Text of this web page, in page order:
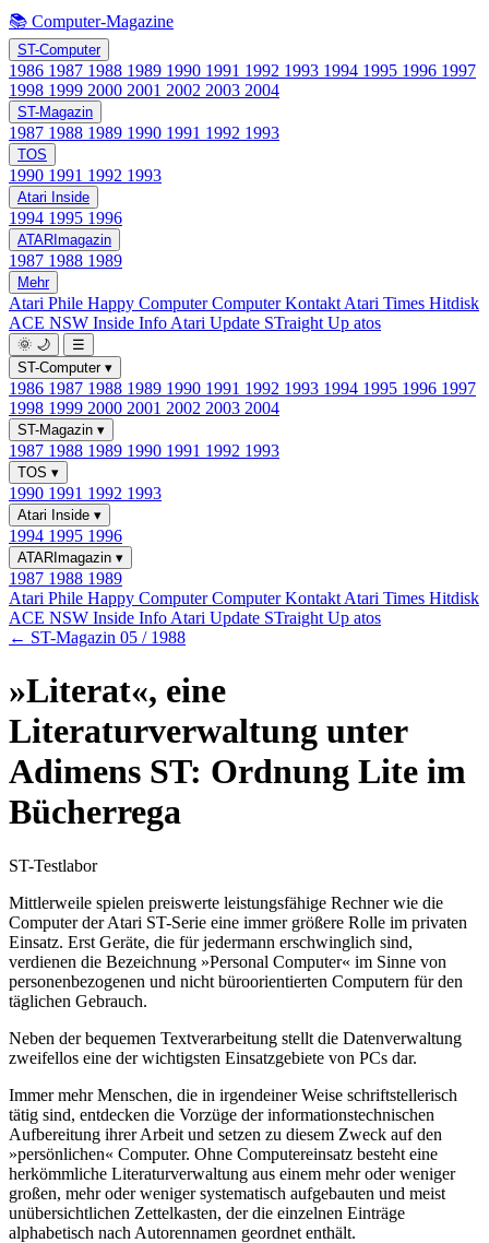
📚 Computer-Magazine
ST-Computer
1986 1987 1988 1989 1990 1991 1992 1993 1994 1995 1996 1997
1998 1999 2000 2001 2002 2003 2004
ST-Magazin
1987 1988 1989 1990 1991 1992 1993
TOS
1990 1991 1992 1993
Atari Inside
1994 1995 1996
ATARImagazin
1987 1988 1989
Mehr
Atari Phile Happy ComputerComputer Kontakt Atari Times Hitdisk
ACE NSW Inside Info Atari Update STraight Up atos
🌞 🌙
☰
ST-Computer ▾
1986 1987 1988 1989 1990 1991 1992 1993 1994 1995 1996 1997
1998 1999 2000 2001 2002 2003 2004
ST-Magazin ▾
1987 1988 1989 1990 1991 1992 1993
TOS ▾
1990 1991 1992 1993
Atari Inside ▾
1994 1995 1996
ATARImagazin ▾
1987 1988 1989
Atari Phile Happy ComputerComputer Kontakt Atari Times Hitdisk
ACE NSW Inside Info Atari Update STraight Up atos
← ST-Magazin 05 / 1988
»Literat«, eine
Literaturverwaltung unter
Adimens ST: Ordnung Lite im
Bücherrega
ST-Testlabor
Mittlerweile spielen preiswerte leistungsfähige Rechner wie die
Computer der Atari ST-Serie eine immer größere Rolle im privaten
Einsatz. Erst Geräte, die für jedermann erschwinglich sind,
verdienen die Bezeichnung »Personal Computer« im Sinne von
personenbezogenen und nicht büroorientierten Computern für den
täglichen Gebrauch.
Neben der bequemen Textverarbeitung stellt die Datenverwaltung
zweifellos eine der wichtigsten Einsatzgebiete von PCs dar.
Immer mehr Menschen, die in irgendeiner Weise schriftstellerisch
tätig sind, entdecken die Vorzüge der informationstechnischen
Aufbereitung ihrer Arbeit und setzen zu diesem Zweck auf den
»persönlichen« Computer. Ohne Computereinsatz besteht eine
herkömmliche Literaturverwaltung aus einem mehr oder weniger
großen, mehr oder weniger systematisch aufgebauten und meist
unübersichtlichen Zettelkasten, der die einzelnen Einträge
alphabetisch nach Autorennamen geordnet enthält.